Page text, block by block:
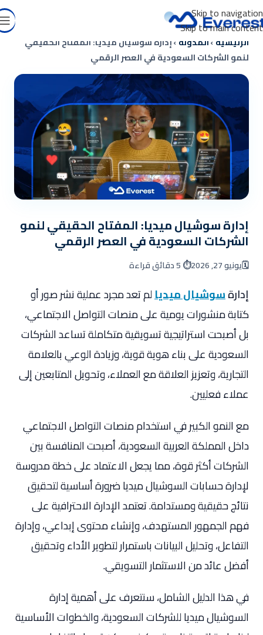
Skip to navigation
Skip to main content
الرئيسية›المدونة›إدارة سوشيال ميديا: المفتاح الحقيقي
لنمو الشركات السعودية في العصر الرقمي
إدارة سوشيال ميديا: المفتاح الحقيقي لنمو
الشركات السعودية في العصر الرقمي
🗓️يونيو 27, 2026 ⏱️ 5 دقائق قراءة
إدارةسوشيال ميديالم تعد مجرد عملية نشر صور أو
كتابة منشورات يومية على منصات التواصل الاجتماعي،
بل أصبحت استراتيجية تسويقية متكاملة تساعد الشركات
السعودية على بناء هوية قوية، وزيادة الوعي بالعلامة
التجارية، وتعزيز العلاقة مع العملاء، وتحويل المتابعين إلى
عملاء فعليين.
مع النمو الكبير في استخدام منصات التواصل الاجتماعي
داخل المملكة العربية السعودية، أصبحت المنافسة بين
الشركات أكثر قوة، مما يجعل الاعتماد على خطة مدروسة
لإدارة حسابات السوشيال ميديا ضرورة أساسية لتحقيق
نتائج حقيقية ومستدامة. تعتمد الإدارة الاحترافية على
فهم الجمهور المستهدف، وإنشاء محتوى إبداعي، وإدارة
التفاعل، وتحليل البيانات باستمرار لتطوير الأداء وتحقيق
أفضل عائد من الاستثمار التسويقي.
في هذا الدليل الشامل، سنتعرف على أهمية إدارة
السوشيال ميديا للشركات السعودية، والخطوات الأساسية